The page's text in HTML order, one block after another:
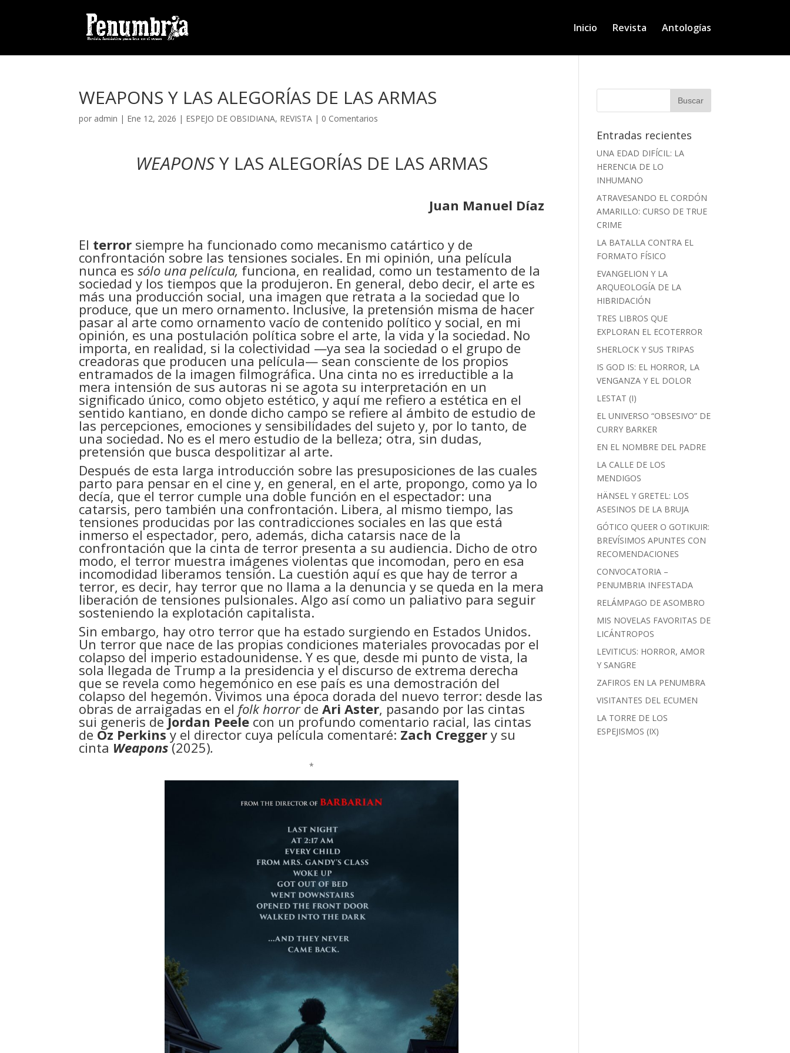
Inicio Revista Antologías
WEAPONS Y LAS ALEGORÍAS DE LAS ARMAS
por admin | Ene 12, 2026 | ESPEJO DE OBSIDIANA, REVISTA | 0 Comentarios
WEAPONSY LAS ALEGORÍAS DE LAS ARMAS
Juan Manuel Díaz
El terror siempre ha funcionado como mecanismo catártico y de
confrontación sobre las tensiones sociales. En mi opinión, una película
nunca essólo una película, funciona, en realidad, como un testamento de la
sociedad y los tiempos que la produjeron. En general, debo decir, el arte es
más una producción social, una imagen que retrata a la sociedad que lo
produce, que un mero ornamento. Inclusive, la pretensión misma de hacer
pasar al arte como ornamento vacío de contenido político y social, en mi
opinión, es una postulación política sobre el arte, la vida y la sociedad. No
importa, en realidad, si la colectividad —ya sea la sociedad o el grupo de
creadoras que producen una película— sean consciente de los propios
entramados de la imagen filmográfica. Una cinta no es irreductible a la
mera intensión de sus autoras ni se agota su interpretación en un
significado único, como objeto estético, y aquí me refiero a estética en el
sentido kantiano, en donde dicho campo se refiere al ámbito de estudio de
las percepciones, emociones y sensibilidades del sujeto y, por lo tanto, de
una sociedad. No es el mero estudio de la belleza; otra, sin dudas,
pretensión que busca despolitizar al arte.
Después de esta larga introducción sobre las presuposiciones de las cuales
parto para pensar en el cine y, en general, en el arte, propongo, como ya lo
decía, que el terror cumple una doble función en el espectador: una
catarsis, pero también una confrontación. Libera, al mismo tiempo, las
tensiones producidas por las contradicciones sociales en las que está
inmerso el espectador, pero, además, dicha catarsis nace de la
confrontación que la cinta de terror presenta a su audiencia. Dicho de otro
modo, el terror muestra imágenes violentas que incomodan, pero en esa
incomodidad liberamos tensión. La cuestión aquí es que hay de terror a
terror, es decir, hay terror que no llama a la denuncia y se queda en la mera
liberación de tensiones pulsionales. Algo así como un paliativo para seguir
sosteniendo la explotación capitalista.
Sin embargo, hay otro terror que ha estado surgiendo en Estados Unidos.
Un terror que nace de las propias condiciones materiales provocadas por el
colapso del imperio estadounidense. Y es que, desde mi punto de vista, la
sola llegada de Trump a la presidencia y el discurso de extrema derecha
que se revela como hegemónico en ese país es una demostración del
colapso del hegemón. Vivimos una época dorada del nuevo terror: desde las
obras de arraigadas en el folk horrordeAri Aster, pasando por las cintas
sui generis deJordan Peele con un profundo comentario racial, las cintas
de Oz Perkinsy el director cuya película comentaré: Zach Cregger y su
cinta Weapons(2025).
*
Entradas recientes
UNA EDAD DIFÍCIL: LA
HERENCIA DE LO
INHUMANO
ATRAVESANDO EL CORDÓN
AMARILLO: CURSO DE TRUE
CRIME
LA BATALLA CONTRA EL
FORMATO FÍSICO
EVANGELION Y LA
ARQUEOLOGÍA DE LA
HIBRIDACIÓN
TRES LIBROS QUE
EXPLORAN EL ECOTERROR
SHERLOCK Y SUS TRIPAS
IS GOD IS: EL HORROR, LA
VENGANZA Y EL DOLOR
LESTAT (I)
EL UNIVERSO “OBSESIVO” DE
CURRY BARKER
EN EL NOMBRE DEL PADRE
LA CALLE DE LOS
MENDIGOS
HÄNSEL Y GRETEL: LOS
ASESINOS DE LA BRUJA
GÓTICO QUEER O GOTIKUIR:
BREVÍSIMOS APUNTES CON
RECOMENDACIONES
CONVOCATORIA –
PENUMBRIA INFESTADA
RELÁMPAGO DE ASOMBRO
MIS NOVELAS FAVORITAS DE
LICÁNTROPOS
LEVITICUS: HORROR, AMOR
Y SANGRE
ZAFIROS EN LA PENUMBRA
VISITANTES DEL ECUMEN
LA TORRE DE LOS
ESPEJISMOS (IX)